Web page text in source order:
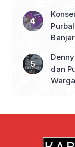
dan
Warga